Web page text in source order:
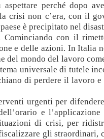
aspettare perché dopo
crisi non c’era, con il
è precipitato nel
Cominciando con il
e delle azioni. In Italia
del mondo del lavoro
universale di tutele
di perdere il lavoro e
urgenti per
e
di crisi, per
gli straordinari,